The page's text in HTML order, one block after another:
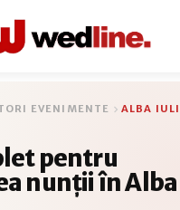
EVENIMENTE ALBA
pentru
nunții în